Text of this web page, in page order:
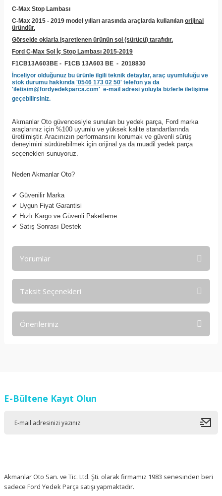
C-Max Stop Lambası
C-Max 2015 - 2019 model yılları arasında araçlarda kullanılan orijinal
üründür.
Görselde oklarla işaretlenen ürünün sol (sürücü) tarafıdır.
Ford C-Max Sol İç Stop Lambası 2015-2019
F1CB13A603BE - F1CB 13A603 BE - 2018830
İnceliyor olduğunuz bu ürünle ilgili teknik detaylar, araç uyumluluğu ve
stok durumu hakkında '0546 173 02 50' telefon ya da
'iletisim@fordyedekparca.com' e-mail adresi yoluyla bizlerle iletişime
geçebilirsiniz.
Akmanlar Oto güvencesiyle sunulan bu yedek parça, Ford marka
araçlarınız için %100 uyumlu ve yüksek kalite standartlarında
üretilmiştir. Aracınızın performansını korumak ve güvenli sürüş
deneyimini sürdürebilmek için orijinal ya da muadil yedek parça
seçenekleri sunuyoruz.
Neden Akmanlar Oto?
✔ Güvenilir Marka
✔ Uygun Fiyat Garantisi
✔ Hızlı Kargo ve Güvenli Paketleme
✔ Satış Sonrası Destek
Yorumlar
Taksit Seçenekleri
Önerileriniz
Ürün resmi kalitesiz, bozuk veya görüntülenemiyor.
E-Bültene Kayıt Olun
Akmanlar Oto San. ve Tic. Ltd. Şti. olarak firmamız 1983 senesinden beri
sadece Ford Yedek Parça satışı yapmaktadır.